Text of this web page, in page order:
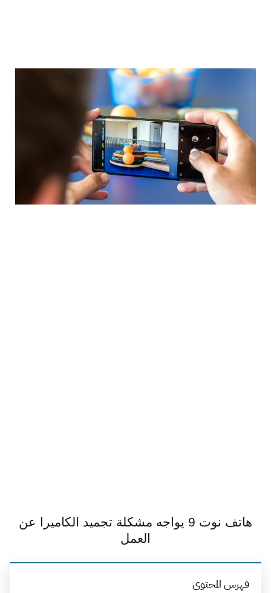
هاتف نوت 9 يواجه مشكلة تجميد الكاميرا عن
العمل
فهرس المحتوى